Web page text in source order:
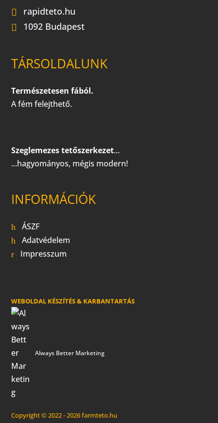
rapidteto.hu
1092 Budapest
TÁRSOLDALUNK
Természetesen fából.
A fém felejthető.
Szeglemezes tetőszerkezet...
...hagyományos, mégis modern!
INFORMÁCIÓK
ÁSZF
Adatvédelem
Impresszum
WEBOLDAL KÉSZÍTÉS & KARBANTARTÁS
Always Better Marketing
Copyright © 2022 - 2026 farmteto.hu